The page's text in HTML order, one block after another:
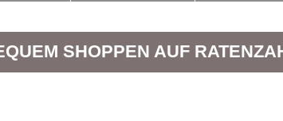
SHOPPEN AUF